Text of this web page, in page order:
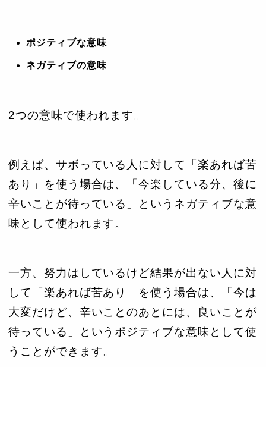
ポジティブな意味
ネガティブの意味
2つの意味で使われます。
例えば、サボっている人に対して「楽あれば苦
あり」を使う場合は、「今楽している分、後に
辛いことが待っている」というネガティブな意
味として使われます。
一方、努力はしているけど結果が出ない人に対
して「楽あれば苦あり」を使う場合は、「今は
大変だけど、辛いことのあとには、良いことが
待っている」というポジティブな意味として使
うことができます。